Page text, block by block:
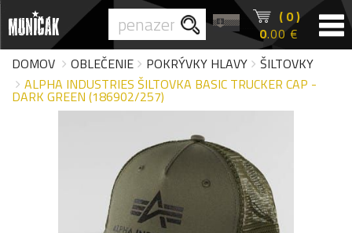
( 0 )
0.00 €
DOMOV
OBLEČENIE POKRÝVKY HLAVY
ŠILTOVKY
ALPHA INDUSTRIES ŠILTOVKA BASIC TRUCKER CAP -
DARK GREEN (186902/257)